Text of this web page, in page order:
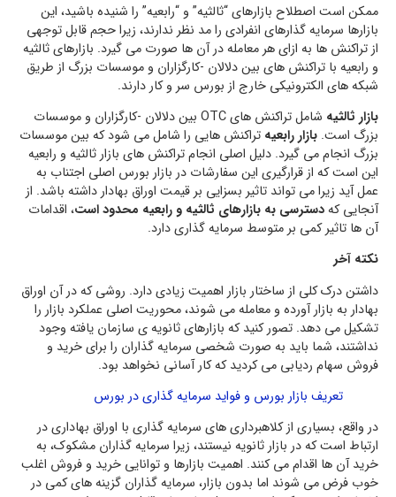
ممکن است اصطلاح بازارهای “ثالثیه” و “رابعیه” را شنیده باشید، این
بازارها سرمایه گذارهای انفرادی را مد نظر ندارند، زیرا حجم قابل توجهی
از تراکنش ها به ازای هر معامله در آن ها صورت می گیرد. بازارهای ثالثیه
و رابعیه با تراکنش های بین دلالان -کارگزاران و موسسات بزرگ از طریق
شبکه های الکترونیکی خارج از بورس سر و کار دارند.
بازار ثالثیه
شامل تراکنش های OTC بین دلالان -کارگزاران و موسسات
بزرگ است. بازار رابعیه تراکنش هایی را شامل می شود که بین موسسات
بزرگ انجام می گیرد. دلیل اصلی انجام تراکنش های بازار ثالثیه و رابعیه
این است که از قرارگیری این سفارشات در بازار بورس اصلی اجتناب به
عمل آید زیرا می تواند تاثیر بسزایی بر قیمت اوراق بهادار داشته باشد. از
آنجایی کهدسترسی به بازارهای ثالثیه و رابعیه محدود است، اقدامات
آن ها تاثیر کمی بر متوسط سرمایه گذاری دارد.
نکته آخر
داشتن درک کلی از ساختار بازار اهمیت زیادی دارد. روشی که در آن اوراق
بهادار به بازار آورده و معامله می شوند، محوریت اصلی عملکرد بازار را
تشکیل می دهد. تصور کنید که بازارهای ثانویه ی سازمان یافته وجود
نداشتند، شما باید به صورت شخصی سرمایه گذاران را برای خرید و
فروش سهام ردیابی می کردید که کار آسانی نخواهد بود.
تعریف بازار بورس و فواید سرمایه گذاری در بورس
در واقع، بسیاری از کلاهبرداری های سرمایه گذاری با اوراق بهاداری در
ارتباط است که در بازار ثانویه نیستند، زیرا سرمایه گذاران مشکوک، به
خرید آن ها اقدام می کنند. اهمیت بازارها و توانایی خرید و فروش اغلب
خوب فرض می شوند اما بدون بازار، سرمایه گذاران گزینه های کمی در